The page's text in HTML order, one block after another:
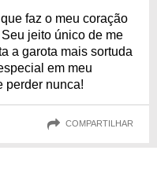
faz o meu coração
jeito único de me
a garota mais sortuda
em meu
perder nunca!
COMPARTILHAR